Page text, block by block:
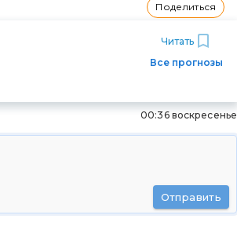
Поделиться
Читать
Все прогнозы
00:36 воскресенье
Отправить